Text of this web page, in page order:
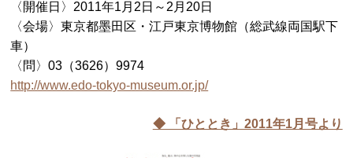
〈開催日〉2011年1月2日～2月20日
〈会場〉東京都墨田区・江戸東京博物館（総武線両国駅下
車）
〈問〉03（3626）9974
http://www.edo-tokyo-museum.or.jp/
◆ 「ひととき」2011年1月号より